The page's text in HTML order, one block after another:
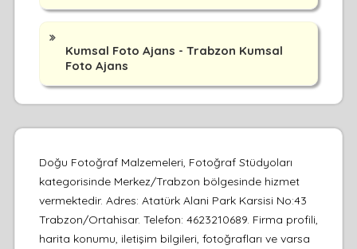
Kumsal Foto Ajans - Trabzon Kumsal
Foto Ajans
Doğu Fotoğraf Malzemeleri, Fotoğraf Stüdyoları
kategorisinde Merkez/Trabzon bölgesinde hizmet
vermektedir. Adres: Atatürk Alani Park Karsisi No:43
Trabzon/Ortahisar. Telefon: 4623210689. Firma profili,
harita konumu, iletişim bilgileri, fotoğrafları ve varsa